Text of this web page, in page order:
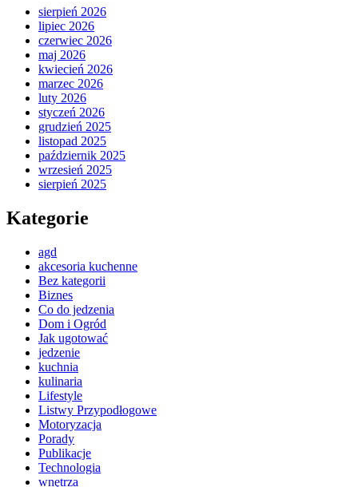
sierpień 2026
lipiec 2026
czerwiec 2026
maj 2026
kwiecień 2026
marzec 2026
luty 2026
styczeń 2026
grudzień 2025
listopad 2025
październik 2025
wrzesień 2025
sierpień 2025
Kategorie
agd
akcesoria kuchenne
Bez kategorii
Biznes
Co do jedzenia
Dom i Ogród
Jak ugotować
jedzenie
kuchnia
kulinaria
Lifestyle
Listwy Przypodłogowe
Motoryzacja
Porady
Publikacje
Technologia
wnętrza